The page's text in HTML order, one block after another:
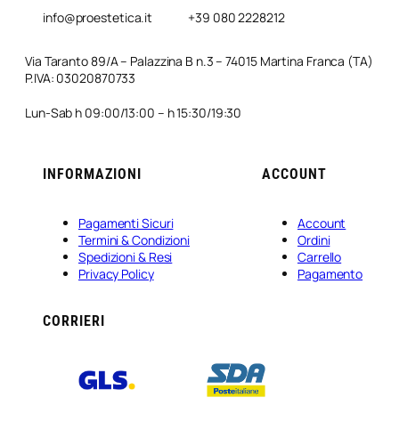
info@proestetica.it +39 080 2228212
Via Taranto 89/A – Palazzina B n.3 – 74015 Martina Franca (TA)
P.IVA: 03020870733
Lun-Sab h 09:00/13:00 – h 15:30/19:30
INFORMAZIONI
Pagamenti Sicuri
Termini & Condizioni
Spedizioni & Resi
Privacy Policy
ACCOUNT
Account
Ordini
Carrello
Pagamento
CORRIERI